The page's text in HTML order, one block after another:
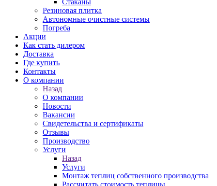
Стаканы
Резиновая плитка
Автономные очистные системы
Погреба
Акции
Как стать дилером
Доставка
Где купить
Контакты
О компании
Назад
О компании
Новости
Вакансии
Свидетельства и сертификаты
Отзывы
Производство
Услуги
Назад
Услуги
Монтаж теплиц собственного производства
Рассчитать стоимость теплицы